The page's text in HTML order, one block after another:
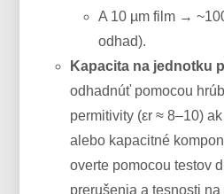
A 10 µm film →
odhad).
Kapacita na jednotku
odhadnúť pomocou
permitivity (εr ≈ 8–10)
alebo kapacitné
overte pomocou testov
prerušenia a tesnosti